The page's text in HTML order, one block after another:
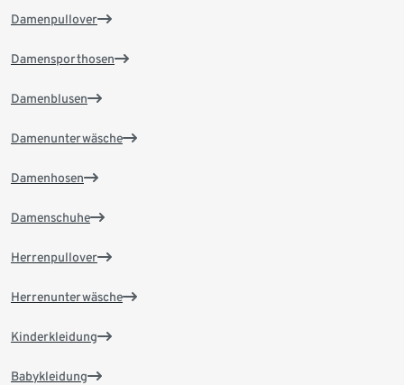
Damenpullover
Damensporthosen
Damenblusen
Damenunterwäsche
Damenhosen
Damenschuhe
Herrenpullover
Herrenunterwäsche
Kinderkleidung
Babykleidung